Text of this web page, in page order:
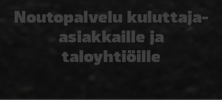
Noutopalvelu kuluttaja-
asiakkaille ja
taloyhtiöille